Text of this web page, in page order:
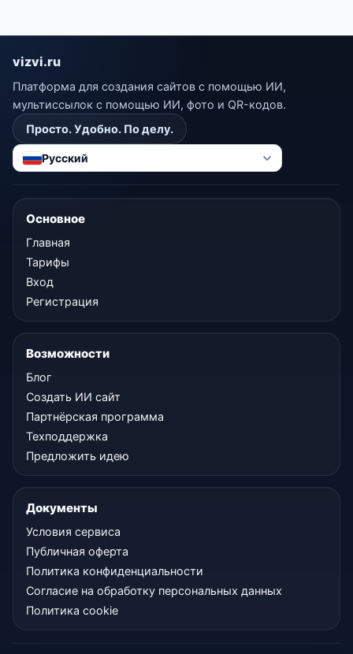
vizvi.ru
Платформа для создания сайтов с помощью ИИ,
мультиссылок с помощью ИИ, фото и QR-кодов.
Просто. Удобно. По делу.
Русский
Основное
Главная
Тарифы
Вход
Регистрация
Возможности
Блог
Создать ИИ сайт
Партнёрская программа
Техподдержка
Предложить идею
Документы
Условия сервиса
Публичная оферта
Политика конфиденциальности
Согласие на обработку персональных данных
Политика cookie